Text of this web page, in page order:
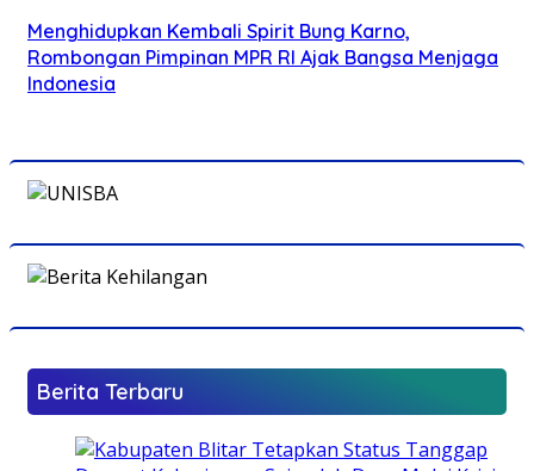
Menghidupkan Kembali Spirit Bung Karno,
Rombongan Pimpinan MPR RI Ajak Bangsa Menjaga
Indonesia
Berita Terbaru